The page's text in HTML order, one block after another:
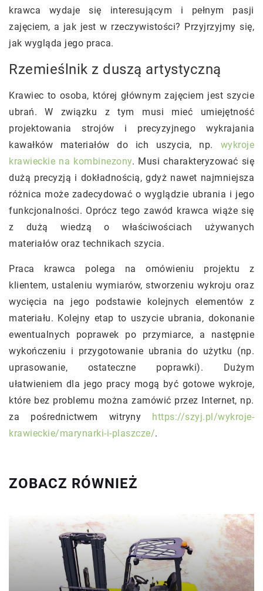
krawca wydaje się interesującym i pełnym pasji
zajęciem, a jak jest w rzeczywistości? Przyjrzyjmy się,
jak wygląda jego praca.
Rzemieślnik z duszą artystyczną
Krawiec to osoba, której głównym zajęciem jest szycie
ubrań. W związku z tym musi mieć umiejętność
projektowania strojów i precyzyjnego wykrajania
kawałków materiałów do ich uszycia, np. wykroje
krawieckie na kombinezony. Musi charakteryzować się
dużą precyzją i dokładnością, gdyż nawet najmniejsza
różnica może zadecydować o wyglądzie ubrania i jego
funkcjonalności. Oprócz tego zawód krawca wiąże się
z dużą wiedzą o właściwościach używanych
materiałów oraz technikach szycia.
Praca krawca polega na omówieniu projektu z
klientem, ustaleniu wymiarów, stworzeniu wykroju oraz
wycięcia na jego podstawie kolejnych elementów z
materiału. Kolejny etap to uszycie ubrania, dokonanie
ewentualnych poprawek po przymiarce, a następnie
wykończeniu i przygotowanie ubrania do użytku (np.
uprasowanie, ostateczne poprawki). Dużym
ułatwieniem dla jego pracy mogą być gotowe wykroje,
które bez problemu można zamówić przez Internet, np.
za pośrednictwem witryny https://szyj.pl/wykroje-
krawieckie/marynarki-i-plaszcze/.
ZOBACZ RÓWNIEŻ